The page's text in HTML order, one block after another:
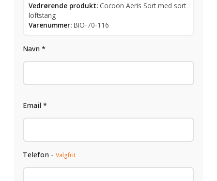
Vedrørende produkt: Cocoon Aeris Sort med sort
loftstang
Varenummer: BIO-70-116
Navn *
Email *
Telefon - Valgfrit